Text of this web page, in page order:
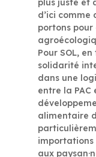
plus juste et
d’ici comme
portons pour
Pour SOL,
solidarité
dans une
entre la
alimentaire
importations
aux